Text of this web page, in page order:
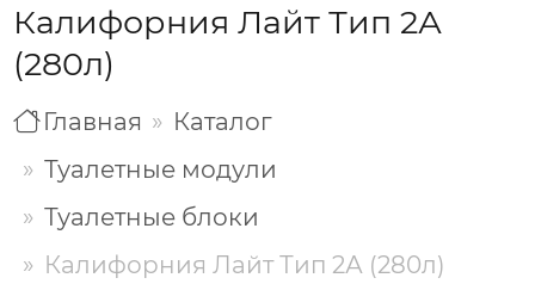
Калифорния Лайт Тип 2А
(280л)
Главная
Каталог
Туалетные модули
Туалетные блоки
Калифорния Лайт Тип 2А (280л)